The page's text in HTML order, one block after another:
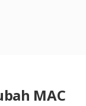
MAC